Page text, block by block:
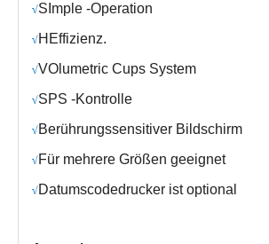
√S Imple -Operation
√H Effizienz.
√VOlumetric Cups System
√SPS -Kontrolle
√Berührungssensitiver Bildschirm
√Für mehrere Größen geeignet
√Datumscodedrucker ist optional